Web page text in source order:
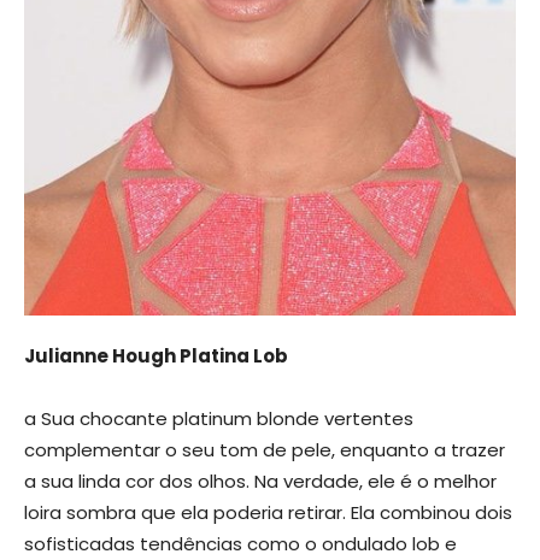
Julianne Hough Platina Lob
a Sua chocante platinum blonde vertentes
complementar o seu tom de pele, enquanto a trazer
a sua linda cor dos olhos. Na verdade, ele é o melhor
loira sombra que ela poderia retirar. Ela combinou dois
sofisticadas tendências como o ondulado lob e